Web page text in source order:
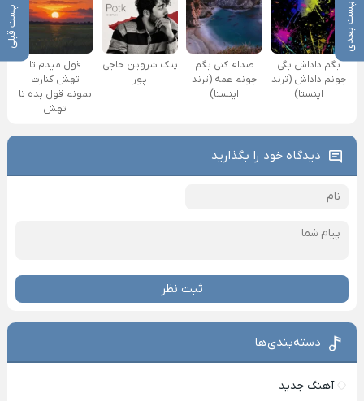
پست بعدی پست قبلی
بگم داداش بگی
جونم داداش (ترند
اینستا)
صدام کنی بگم
جونم عمه (ترند
اینستا)
پتک شروین حاجی
پور
قول میدم تا
تهش کنارت
بمونم قول بده تا
تهش
دیدگاه خود را بگذارید
ثبت نظر
دسته‌بندی‌ها
آهنگ جدید